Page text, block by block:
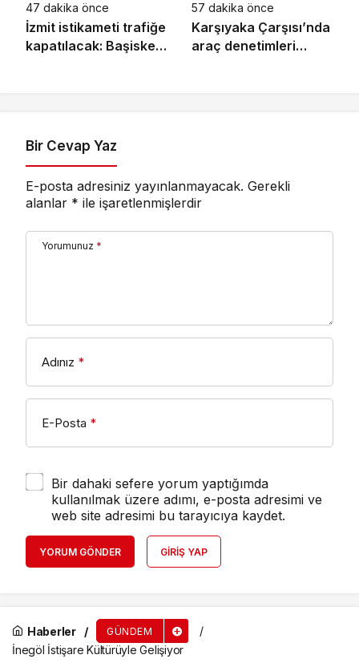
47 dakika önce
İzmit istikameti trafiğe
kapatılacak: Başiskele
57 dakika önce
Karşıyaka Çarşısı’nda
araç denetimleri
Bir Cevap Yaz
E-posta adresiniz yayınlanmayacak. Gerekli
alanlar * ile işaretlenmişlerdir
Yorumunuz *
Adınız *
E-Posta *
Bir dahaki sefere yorum yaptığımda
kullanılmak üzere adımı, e-posta adresimi ve
web site adresimi bu tarayıcıya kaydet.
YORUM GÖNDER GIRIŞ YAP
Haberler GÜNDEM
İnegöl İstişare Kültürüyle Gelişiyor